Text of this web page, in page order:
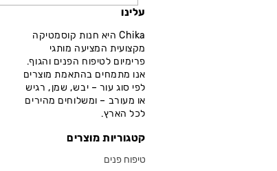
עלינו
Chika היא חנות קוסמטיקה
מקצועית המציעה מותגי
פרימיום לטיפוח הפנים והגוף.
אנו מתמחים בהתאמת מוצרים
לפי סוג עור – יבש, שמן, רגיש
או מעורב – ומשלוחים מהירים
לכל הארץ.
קטגוריות מוצרים
טיפוח פנים